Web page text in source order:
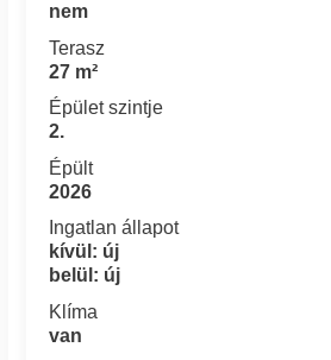
nem
Terasz
27 m²
Épület szintje
2.
Épült
2026
Ingatlan állapot
kívül: új
belül: új
Klíma
van